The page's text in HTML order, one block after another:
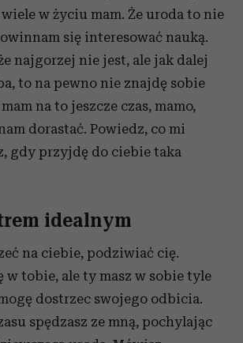
w życiu mam. Że uroda to nie
się interesować nauką.
najgorzej nie jest, ale jak dalej
to na pewno nie znajdę sobie
na to jeszcze czas, mamo,
dorastać. Powiedz, co mi
gdy przyjdę do ciebie taka
idealnym
na ciebie, podziwiać cię.
w tobie, ale ty masz w sobie tyle
dostrzec swojego odbicia.
spędzasz ze mną, pochylając